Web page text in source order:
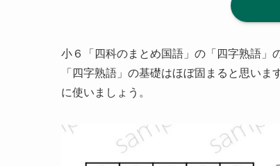
小６「四科のまとめ国語」の「四字熟語
「四字熟語」の基礎はほぼ固まると思い
に使いましょう。